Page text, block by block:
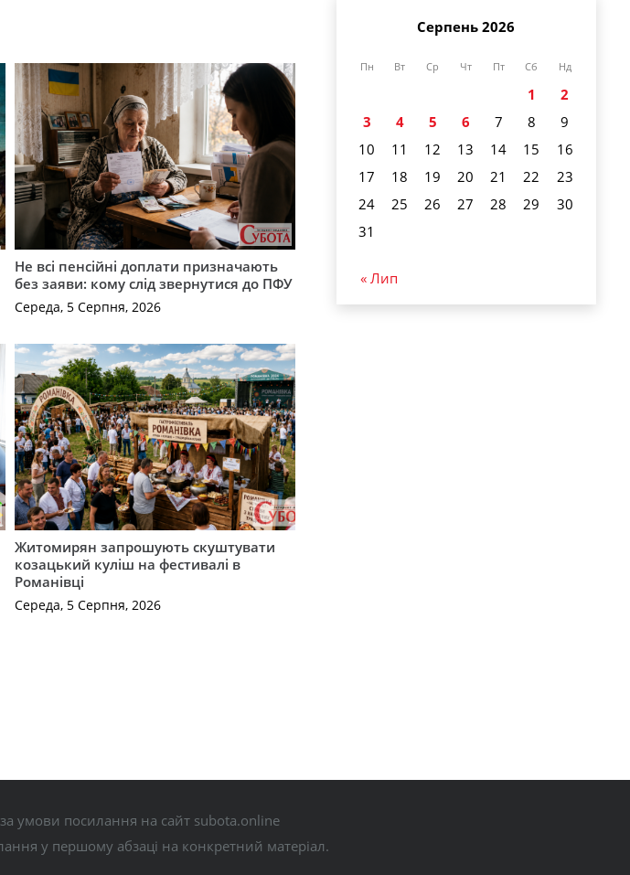
Не всі пенсійні доплати призначають
без заяви: кому слід звернутися до ПФУ
Середа, 5 Серпня, 2026
Житомирян запрошують скуштувати
козацький куліш на фестивалі в
Романівці
Середа, 5 Серпня, 2026
Серпень 2026
Пн Вт Ср Чт Пт Сб Нд
1
2
3
4 5 6 7 8
9
10
11 12 13 14 15
16
17
18 19 20 21 22
23
24
25 26 27 28 29
30
31
« Лип
умови посилання на сайт subota.online
у першому абзаці на конкретний матеріал.